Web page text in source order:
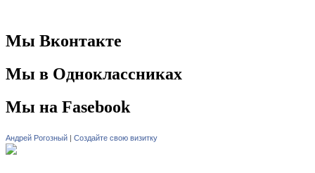
Мы Вконтакте
Мы в Одноклассниках
Мы на Fasebook
Андрей Рогозный | Создайте свою визитку